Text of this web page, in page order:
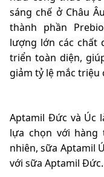
sáng chế ở Châu
thành phần
lượng lớn các chất
triển toàn diện,
giảm tỷ lệ mắc triệu
Aptamil Đức và Úc
lựa chọn với
nhiên, sữa Aptamil
với sữa Aptamil Đức.